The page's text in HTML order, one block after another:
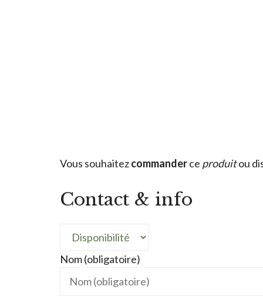
Vous souhaitezcommanderce produitou
Contact & info
Nom (obligatoire)